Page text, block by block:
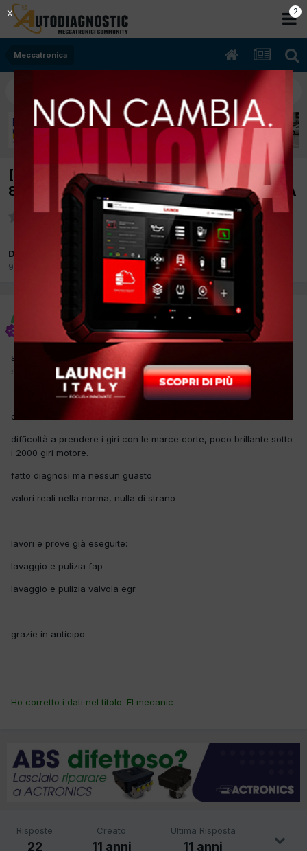
Meccatronica
[OPEL ASTRA J 03/2011 1700cc A17DTR
81Kw Diesel] POCO RAETTIVA IN PARTENZA
Da endriuu30
9 Luglio 2015
endriuu30
Inviato9 Luglio 2015
salve cari colleghi, ho una opel astra j, 1.7 cdti, euro 5, con i
seguenti problemi:
difficoltà in avviamento
difficoltà a prendere i giri con le marce corte, poco brillante sotto
i 2000 giri motore.
fatto diagnosi ma nessun guasto
valori reali nella norma, nulla di strano
lavori e prove già eseguite:
lavaggio e pulizia fap
lavaggio e pulizia valvola egr
grazie in anticipo
Ho corretto i dati nel titolo. El mecanic
Risposte
22
Creato
11 anni
Ultima Risposta
11 anni
2
X